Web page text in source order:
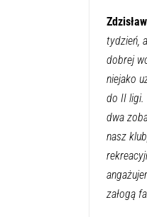
tydzień,
dobrej
niejako
do II ligi.
dwa
nasz
załogą